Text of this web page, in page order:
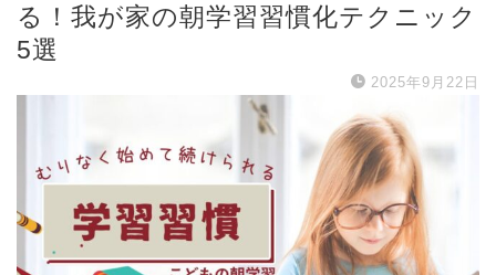
る！我が家の朝学習習慣化テクニック
5選
2025年9月22日